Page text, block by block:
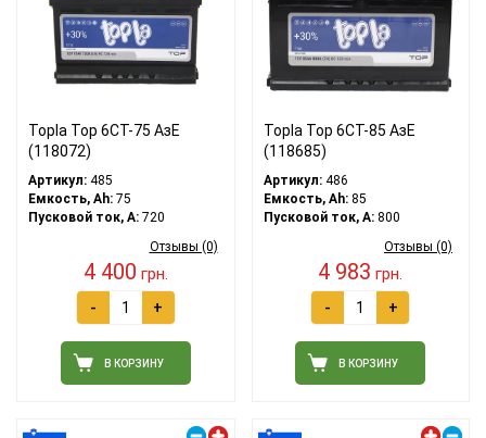
Topla Top 6CT-75 АзE
(118072)
Артикул: 485
Емкость, Ah: 75
Пусковой ток, A: 720
Отзывы (0)
4 400 грн.
- +
В КОРЗИНУ
Topla Top 6CT-85 АзE
(118685)
Артикул:486
Емкость, Ah:85
Пусковой ток, A:800
Отзывы (0)
4 983 грн.
- +
В КОРЗИНУ